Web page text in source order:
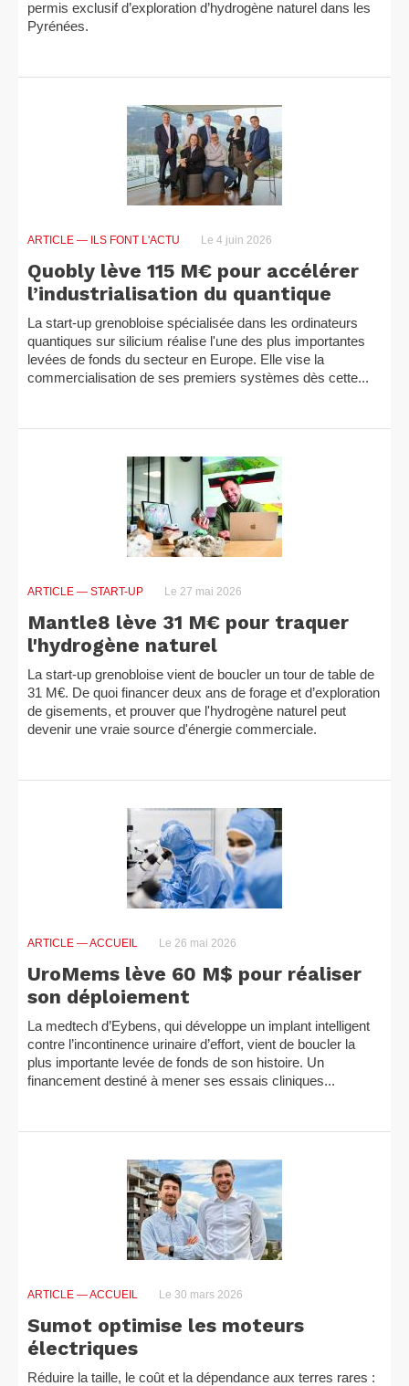
permis exclusif d’exploration d’hydrogène naturel dans les
Pyrénées.
ARTICLE — ILS FONT L'ACTU Le 4 juin 2026
Quobly lève 115 M€ pour accélérer
l’industrialisation du quantique
La start-up grenobloise spécialisée dans les ordinateurs
quantiques sur silicium réalise l'une des plus importantes
levées de fonds du secteur en Europe. Elle vise la
commercialisation de ses premiers systèmes dès cette...
ARTICLE — START-UP Le 27 mai 2026
Mantle8 lève 31 M€ pour traquer
l'hydrogène naturel
La start-up grenobloise vient de boucler un tour de table de
31 M€. De quoi financer deux ans de forage et d’exploration
de gisements, et prouver que l'hydrogène naturel peut
devenir une vraie source d'énergie commerciale.
ARTICLE — ACCUEIL Le 26 mai 2026
UroMems lève 60 M$ pour réaliser
son déploiement
La medtech d’Eybens, qui développe un implant intelligent
contre l’incontinence urinaire d’effort, vient de boucler la
plus importante levée de fonds de son histoire. Un
financement destiné à mener ses essais cliniques...
ARTICLE — ACCUEIL Le 30 mars 2026
Sumot optimise les moteurs
électriques
Réduire la taille, le coût et la dépendance aux terres rares :